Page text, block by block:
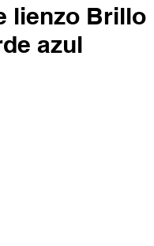
lienzo Brillo
azul